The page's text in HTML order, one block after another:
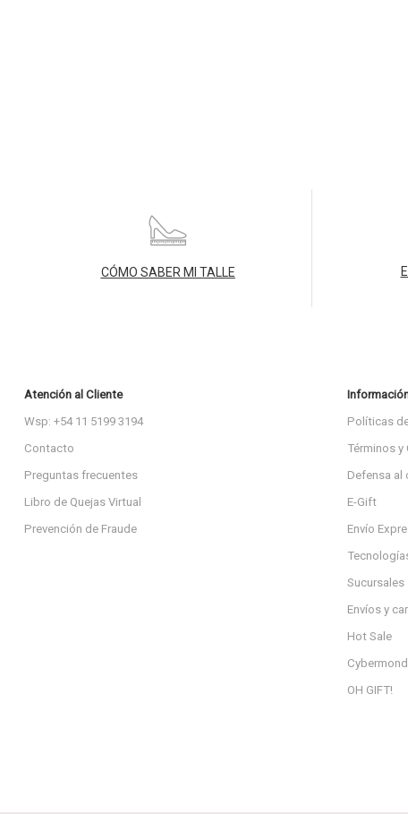
CÓMO SABER MI TALLE
Atención al Cliente
Wsp: +54 11 5199 3194
Contacto
Preguntas frecuentes
Libro de Quejas Virtual
Prevención de Fraude
Políticas
Términos
Defensa al
E-Gift
Envío
Sucursales
Envíos y
Hot Sale
OH GIFT!